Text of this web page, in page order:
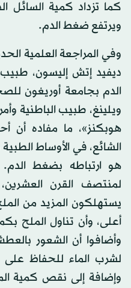
كما تزداد كمية السائل
ويرتفع ضغط الدم.
وفي المراجعة العلمية
ديفيد إتش إليسون،
الدم بجامعة أوريغون
ويلينغ، طبيب الباطنية
هوبكنز»، ما مفاده أن
الشائع، في الأوساط
هو ارتباطه بضغط الدم.
لمنتصف القرن
يستهلكون المزيد من
أعلى، وأن تناول الملح
وأضافوا أن الشعور
لشرب الماء للحفاظ على
وإضافة إلى نقص كمية